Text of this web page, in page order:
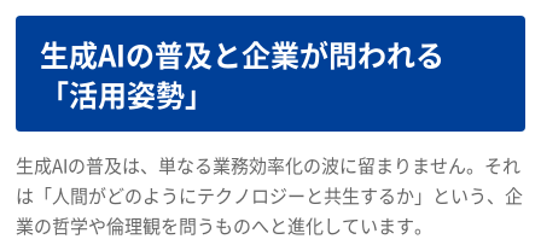
生成AIの普及と企業が問われる
「活用姿勢」
生成AIの普及は、単なる業務効率化の波に留まりません。それ
は「人間がどのようにテクノロジーと共生するか」という、企
業の哲学や倫理観を問うものへと進化しています。